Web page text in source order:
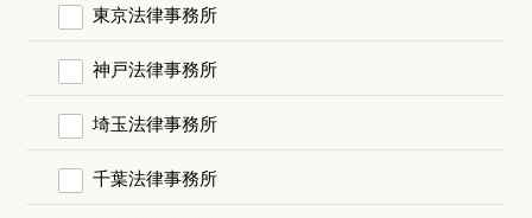
東京法律事務所
神戸法律事務所
埼玉法律事務所
千葉法律事務所